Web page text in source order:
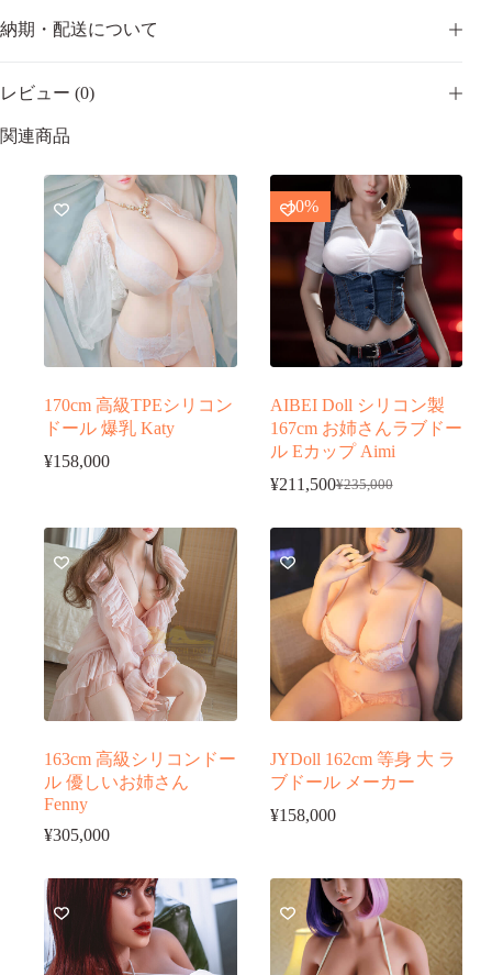
納期・配送について
レビュー (0)
関連商品
170cm 高級TPEシリコン
ドール 爆乳 Katy
¥158,000
-10%
AIBEI Doll シリコン製
167cm お姉さんラブドー
ル Eカップ Aimi
¥235,000
元
価
格
は
¥235,000
で
し
た。
¥211,500現
の
価
格
は
¥211,500
で
す。
163cm 高級シリコンドー
ル 優しいお姉さん
Fenny
¥305,000
JYDoll 162cm 等身 大 ラ
ブドール メーカー
¥158,000